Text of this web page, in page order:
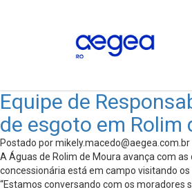
Equipe de
de esgoto em Rolim
Postado pormikely.macedo@aegea.com.br
A Águas de Rolim de Moura avança com
concessionária está em campo visitando
“Estamos conversando com os moradores